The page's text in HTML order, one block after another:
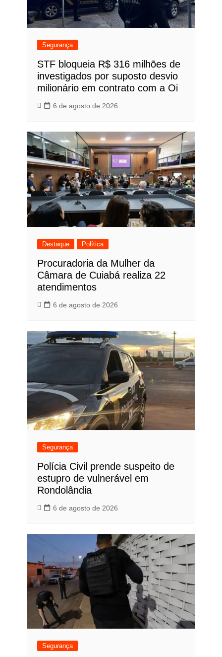
Segurança
STF bloqueia R$ 316 milhões de
investigados por suposto desvio
milionário em contrato com a Oi
6 de agosto de 2026
Destaque Política
Procuradoria da Mulher da
Câmara de Cuiabá realiza 22
atendimentos
6 de agosto de 2026
Segurança
Polícia Civil prende suspeito de
estupro de vulnerável em
Rondolândia
6 de agosto de 2026
Segurança